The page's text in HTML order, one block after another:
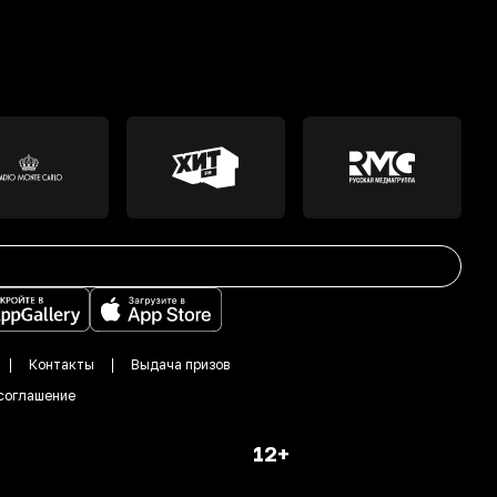
Контакты
Выдача призов
12+